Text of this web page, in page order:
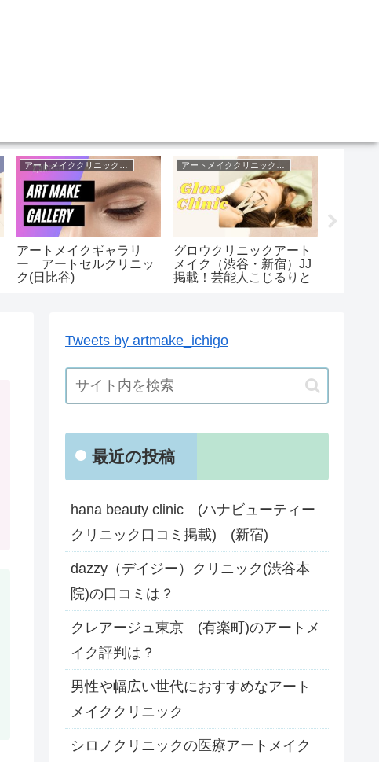
アートメイクギャラリ
ー アートセルクリニッ
ク(日比谷)
グロウクリニックアート
メイク（渋谷・新宿）JJ
掲載！芸能人こじるりと
Tweets by artmake_ichigo
最近の投稿
hana beauty clinic (ハナビューティー
クリニック口コミ掲載) (新宿)
dazzy（デイジー）クリニック(渋谷本
院)の口コミは？
クレアージュ東京 (有楽町)のアートメ
イク評判は？
男性や幅広い世代におすすめなアート
メイククリニック
シロノクリニックの医療アートメイク